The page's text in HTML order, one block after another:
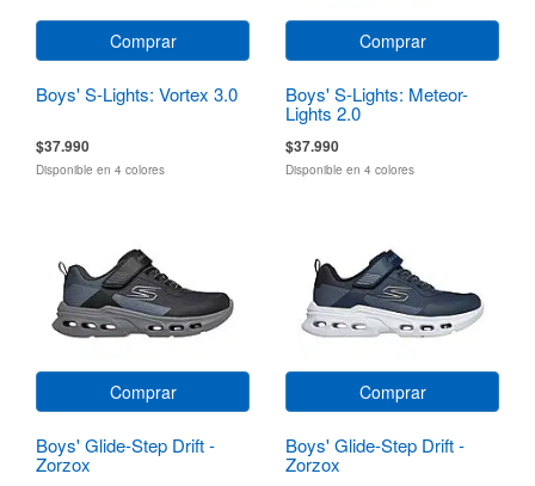
Comprar
Boys' S-Lights: Vortex 3.0
$37.990
Disponible en 4 colores
Comprar
Boys' S-Lights: Meteor-
Lights 2.0
$37.990
Disponible en 4 colores
Comprar
Boys' Glide-Step Drift -
Zorzox
Comprar
Boys' Glide-Step Drift -
Zorzox